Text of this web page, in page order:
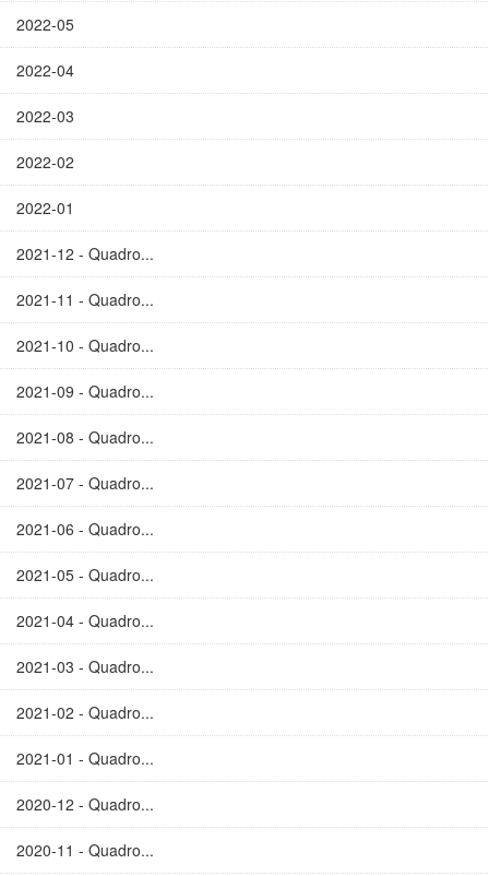
2022-05
2022-04
2022-03
2022-02
2022-01
2021-12 - Quadro...
2021-11 - Quadro...
2021-10 - Quadro...
2021-09 - Quadro...
2021-08 - Quadro...
2021-07 - Quadro...
2021-06 - Quadro...
2021-05 - Quadro...
2021-04 - Quadro...
2021-03 - Quadro...
2021-02 - Quadro...
2021-01 - Quadro...
2020-12 - Quadro...
2020-11 - Quadro...